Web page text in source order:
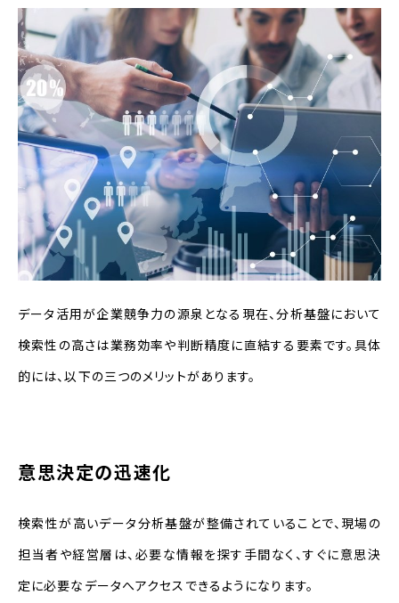
データ活用が企業競争力の源泉となる現在、分析基盤において
検索性の高さは業務効率や判断精度に直結する要素です。具体
的には、以下の三つのメリットがあります。
意思決定の迅速化
検索性が高いデータ分析基盤が整備されていることで、現場の
担当者や経営層は、必要な情報を探す手間なく、すぐに意思決
定に必要なデータへアクセスできるようになります。